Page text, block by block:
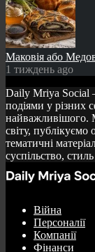
Маковія або
1 тиждень ago
Daily Mriya Social
подіями у різних
найважливішого.
світу, публікуємо
тематичні
суспільство,
Війна
Персоналії
Компанії
Фінанси